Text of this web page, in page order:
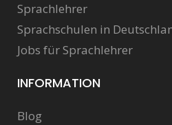
Sprachlehrer
Sprachschulen in
Jobs für Sprachlehrer
INFORMATION
Blog